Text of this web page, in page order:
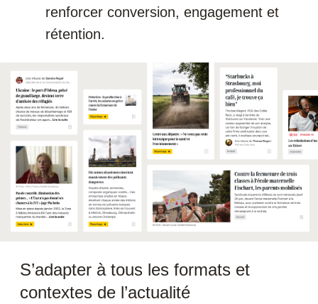
renforcer conversion, engagement et
rétention.
S’adapter à tous les formats et
contextes de l’actualité